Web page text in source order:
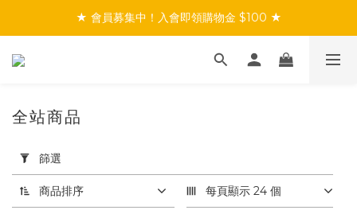
★ 會員募集中！入會即領購物金 $100 ★
★ 會員募集中！入會即領購物金 $100 ★
★ 滿$999免運／會員首購享免運 ★
用
篩
選
(0/20)
全站商品
篩選
商品排序 每頁顯示 24 個